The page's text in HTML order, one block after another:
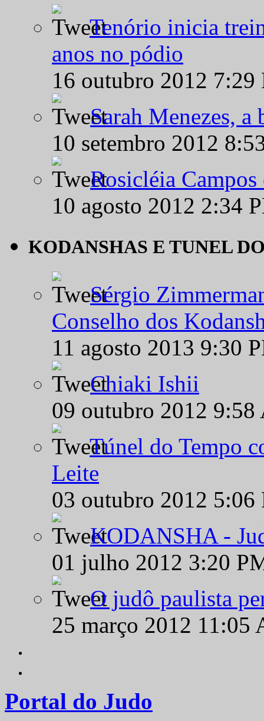
Tenório inicia
anos no pódio
16 outubro 2012
Sarah Menezes,
10 setembro 2012
Rosicléia
10 agosto 2012 2:34
KODANSHAS E TUNEL
Sérgio
Conselho dos
11 agosto 2013 9:30
Chiaki Ishii
09 outubro 2012
Túnel do Tempo
Leite
03 outubro 2012
KODANSHA -
01 julho 2012 3:20
O judô paulista
25 março 2012
Portal do Judo